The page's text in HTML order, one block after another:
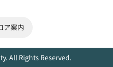
ア案内
All Rights Reserved.